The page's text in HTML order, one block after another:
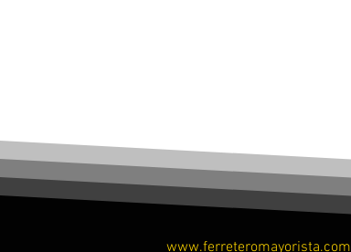
www.ferreteromayorista.com